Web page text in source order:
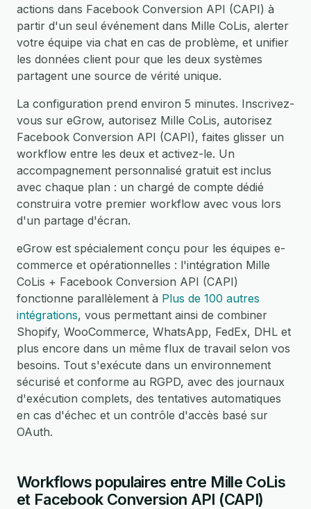
actions dans Facebook Conversion API (CAPI) à
partir d'un seul événement dans Mille CoLis, alerter
votre équipe via chat en cas de problème, et unifier
les données client pour que les deux systèmes
partagent une source de vérité unique.
La configuration prend environ 5 minutes. Inscrivez-
vous sur eGrow, autorisez Mille CoLis, autorisez
Facebook Conversion API (CAPI), faites glisser un
workflow entre les deux et activez-le. Un
accompagnement personnalisé gratuit est inclus
avec chaque plan : un chargé de compte dédié
construira votre premier workflow avec vous lors
d'un partage d'écran.
eGrow est spécialement conçu pour les équipes e-
commerce et opérationnelles : l'intégration Mille
CoLis + Facebook Conversion API (CAPI)
fonctionne parallèlement à Plus de 100 autres
intégrations, vous permettant ainsi de combiner
Shopify, WooCommerce, WhatsApp, FedEx, DHL et
plus encore dans un même flux de travail selon vos
besoins. Tout s'exécute dans un environnement
sécurisé et conforme au RGPD, avec des journaux
d'exécution complets, des tentatives automatiques
en cas d'échec et un contrôle d'accès basé sur
OAuth.
Workflows populaires entre Mille CoLis
et Facebook Conversion API (CAPI)